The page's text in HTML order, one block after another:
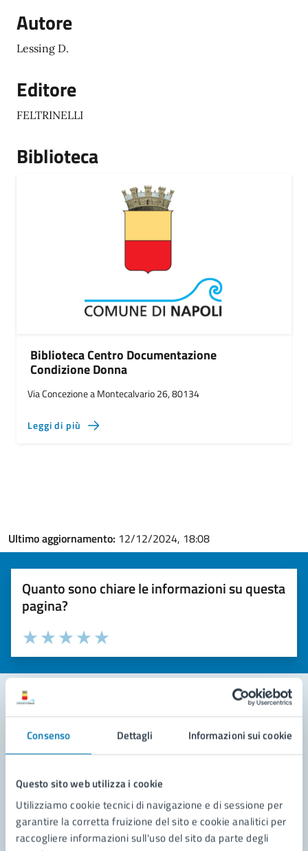
Consenso Dettagli Informazioni sui cookie
Questo sito web utilizza i cookie
Utilizziamo cookie tecnici di navigazione e di sessione per
garantire la corretta fruizione del sito e cookie analitici per
raccogliere informazioni sull'uso del sito da parte degli
Autore
Lessing D.
Editore
FELTRINELLI
Biblioteca
Biblioteca Centro Documentazione
Condizione Donna
Via Concezione a Montecalvario 26, 80134
Leggi di più
Ultimo aggiornamento: 12/12/2024, 18:08
Quanto sono chiare le informazioni su questa
pagina?
Valuta la chiarezza delle informazioni (da 1 a 5 stelle)
Seleziona il numero di stelle per valutare la chiarezza delle
Valuta 5 stelle su 5
Valuta 4 stelle su 5
Valuta 3 stelle su 5
Valuta 2 stelle su 5
Valuta 1 stelle su 5
Contatta il comune
Leggi le domande frequenti
Richiedi assistenza
Prenota appuntamento